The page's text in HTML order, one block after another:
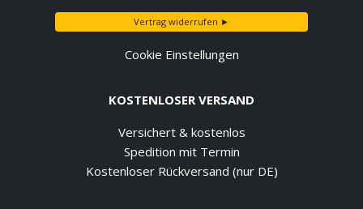
Vertrag widerrufen ►
Cookie Einstellungen
KOSTENLOSER VERSAND
Versichert & kostenlos
Spedition mit Termin
Kostenloser Rückversand (nur DE)